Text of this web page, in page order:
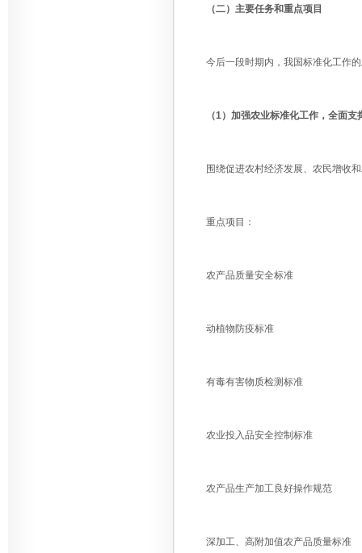
（二）主要任务和重点项目
今后一段时期内，我国标准化工作的
（1）加强农业标准化工作，全面
围绕促进农村经济发展、农民增收和
重点项目：
农产品质量安全标准
动植物防疫标准
有毒有害物质检测标准
农业投入品安全控制标准
农产品生产加工良好操作规范
深加工、高附加值农产品质量标准